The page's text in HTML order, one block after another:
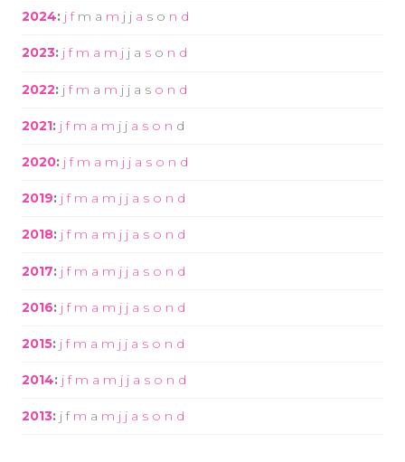
2024: j f m a m j j a s o n d
2023: j f m a m j j a s o n d
2022: j f m a m j j a s o n d
2021: j f m a m j j a s o n d
2020: j f m a m j j a s o n d
2019: j f m a m j j a s o n d
2018: j f m a m j j a s o n d
2017: j f m a m j j a s o n d
2016: j f m a m j j a s o n d
2015: j f m a m j j a s o n d
2014: j f m a m j j a s o n d
2013: j f m a m j j a s o n d